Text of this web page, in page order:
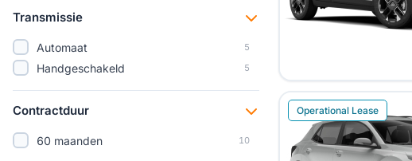
Operational Lease
Kia PV5 Passenger
Kia Rio 2
Kia Seltos 5
Kia Sorento
Kia Sportage 30
Transmissie
Automaat 5
Handgeschakeld 5
Contractduur
60 maanden 10